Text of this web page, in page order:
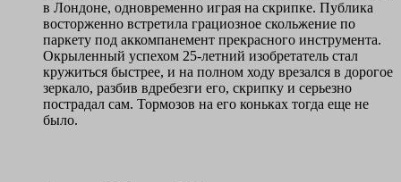
в Лондоне, одновременно играя на скрипке. Публика
восторженно встретила грациозное скольжение по
паркету под аккомпанемент прекрасного инструмента.
Окрыленный успехом 25-летний изобретатель стал
кружиться быстрее, и на полном ходу врезался в дорогое
зеркало, разбив вдребезги его, скрипку и серьезно
пострадал сам. Тормозов на его коньках тогда еще не
было.